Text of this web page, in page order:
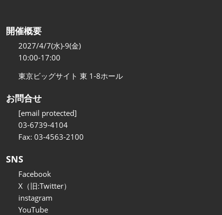
開催概要
2027/4/7(水)-9(金)
10:00-17:00
東京ビッグサイト 東 1-8ホール
お問合せ
[email protected]
03-6739-4104
Fax: 03-4563-2100
SNS
Facebook
X（旧:Twitter）
instagram
YouTube